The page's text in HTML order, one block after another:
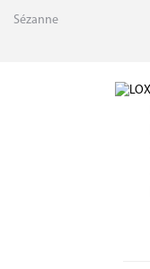
Sézanne